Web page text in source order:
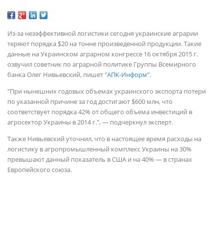
Из-за неээффективной логистики сегодня украинские аграрии
теряют порядка $20 на тонне произведенной продукции. Такие
данные на Украинском аграрном конгрессе 16 октября 2015 г.
озвучил советник по аграрной политике Группы Всемирного
банка Олег Нивьевский, пишет"АПК-Информ".
"При нынешних годовых объемах украинского экспорта потери
по указанной причине за год достигают $600 млн, что
соответствует порядка 42% от общего объема инвестиций в
агросектор Украины в 2014 г.", — подчеркнул эксперт.
Также Нивьевский уточнил, что в настоящее время расходы на
логистику в агропромышленный комплекс Украины на 30%
превышают данный показатель в США и на 40% — в странах
Европейского союза.